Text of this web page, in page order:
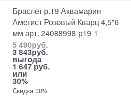
Браслет р.19 Аквамарин
Аметист Розовый Кварц 4,5*6
мм арт. 24088998-р19-1
5 490руб.
3 843руб.
выгода
1 647 руб.
или
30%
Скидка 30%